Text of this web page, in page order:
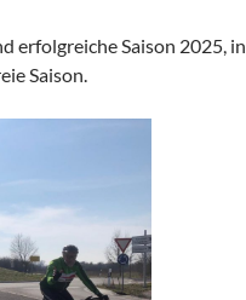
erfolgreiche Saison 2025,
Saison.